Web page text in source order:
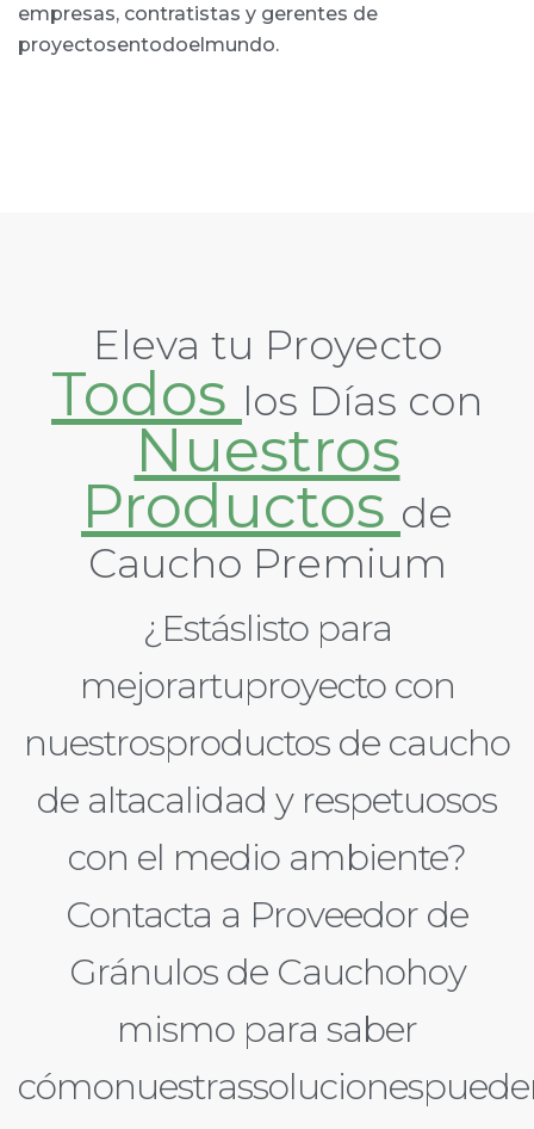
empresas, contratistas y gerentes de
proyectosentodoelmundo.
Eleva tu Proyecto
Todos los Días con
Nuestros
Productos de
Caucho Premium
¿Estáslisto para
mejorartuproyecto con
nuestrosproductos de caucho
de altacalidad y respetuosos
con el medio ambiente?
Contacta a Proveedor de
Gránulos de Cauchohoy
mismo para saber